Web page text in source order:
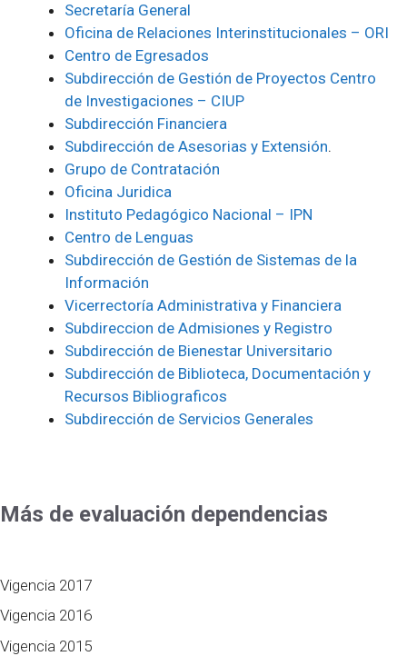
Secretaría General
Oficina de Relaciones Interinstitucionales – ORI
Centro de Egresados
Subdirección de Gestión de Proyectos Centro
de Investigaciones – CIUP
Subdirección Financiera
Subdirección de Asesorias y Extensión.
Grupo de Contratación
Oficina Juridica
Instituto Pedagógico Nacional – IPN
Centro de Lenguas
Subdirección de Gestión de Sistemas de la
Información
Vicerrectoría Administrativa y Financiera
Subdireccion de Admisiones y Registro
Subdirección de Bienestar Universitario
Subdirección de Biblioteca, Documentación y
Recursos Bibliograficos
Subdirección de Servicios Generales
Más de evaluación dependencias
Vigencia 2017
Vigencia 2016
Vigencia 2015